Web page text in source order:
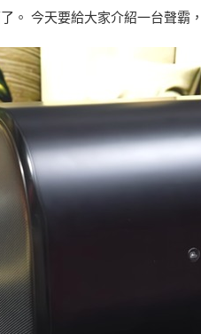
。 今天要給大家介紹一台聲霸